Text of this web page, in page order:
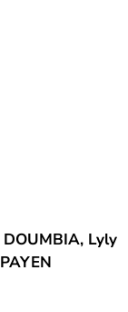
DOUMBIA, Lyly
PAYEN